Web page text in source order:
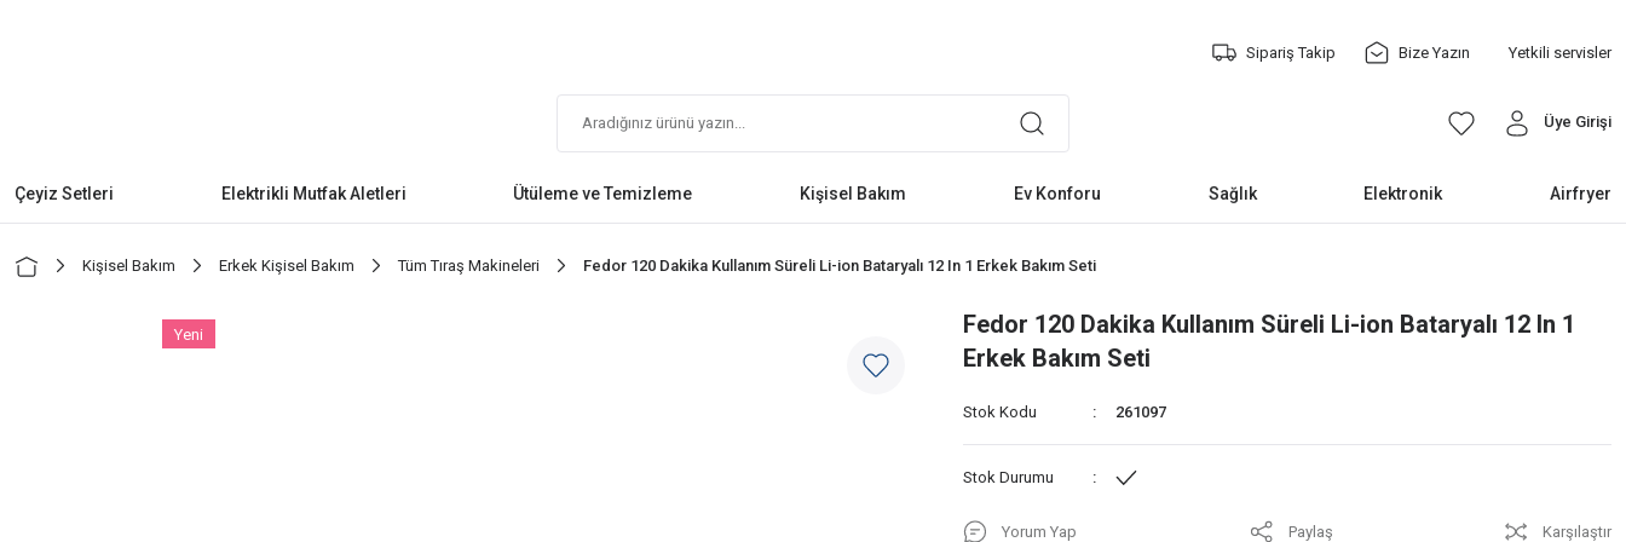
Sipariş Takip Bize Yazın Yetkili servisler
Üye Girişi
Çeyiz Setleri Elektrikli Mutfak Aletleri Ütüleme ve Temizleme Kişisel Bakım Ev Konforu Sağlık Elektronik Airfryer
Kişisel Bakım Erkek Kişisel Bakım Tüm Tıraş Makineleri Fedor 120 Dakika Kullanım Süreli Li-ion Bataryalı 12 In 1 Erkek Bakım Seti
Yeni
Fedor 120 Dakika Kullanım Süreli Li-ion Bataryalı 12 In 1
Erkek Bakım Seti
Stok Kodu 261097
Stok Durumu
Yorum Yap Paylaş Karşılaştır